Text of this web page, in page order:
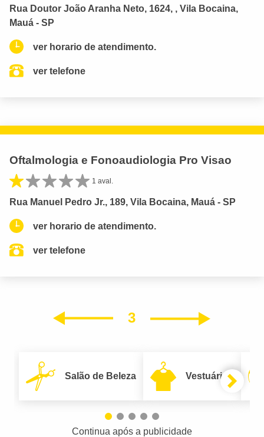
Rua Doutor João Aranha Neto, 1624, , Vila Bocaina,
Mauá - SP
ver horario de atendimento.
ver telefone
Oftalmologia e Fonoaudiologia Pro Visao
1 aval.
Rua Manuel Pedro Jr., 189, Vila Bocaina, Mauá - SP
ver horario de atendimento.
ver telefone
3
Salão de Beleza Vestuário
Continua após a publicidade